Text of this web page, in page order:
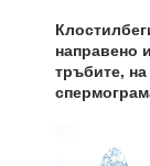
направено
тръбите,